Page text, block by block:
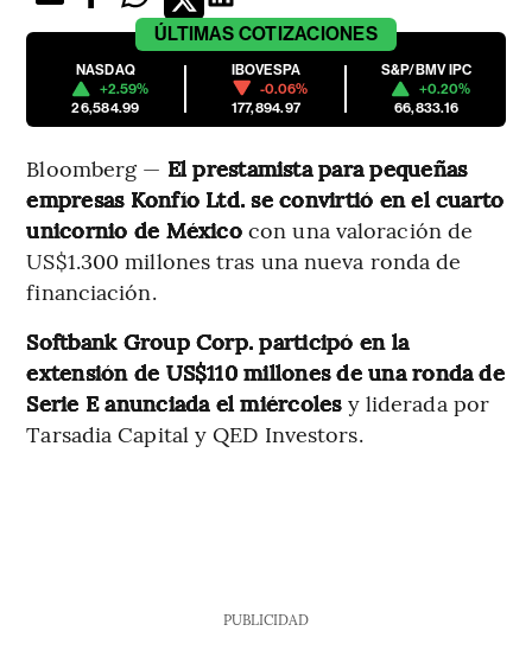
ÚLTIMAS COTIZACIONES
NASDAQ
+2.59%
26,584.99
IBOVESPA
-0.06%
177,894.97
S&P/BMV IPC
+0.20%
66,833.16
Bloomberg — El prestamista para pequeñas
empresas Konfío Ltd. se convirtió en el cuarto
unicornio de Méxicocon una valoración de
US$1.300 millones tras una nueva ronda de
financiación.
Softbank Group Corp. participó en la
extensión de US$110 millones de una ronda de
Serie E anunciada el miércolesy liderada por
Tarsadia Capital y QED Investors.
PUBLICIDAD